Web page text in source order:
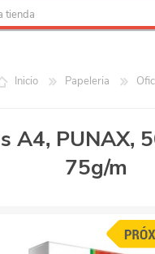
Inicio Papeleria
A4, PUNAX,
75g/m